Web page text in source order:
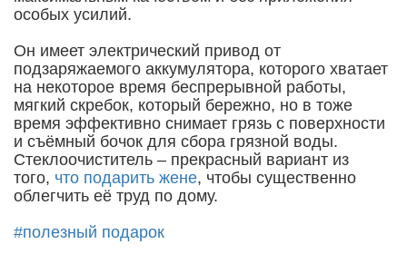
особых усилий.
Он имеет электрический привод от
подзаряжаемого аккумулятора, которого хватает
на некоторое время беспрерывной работы,
мягкий скребок, который бережно, но в тоже
время эффективно снимает грязь с поверхности
и съёмный бочок для сбора грязной воды.
Стеклоочиститель – прекрасный вариант из
того, что подарить жене, чтобы существенно
облегчить её труд по дому.
#полезный подарок